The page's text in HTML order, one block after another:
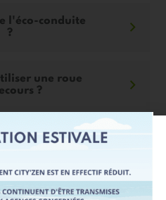
l'éco-conduite
?
une roue
?
régler ses